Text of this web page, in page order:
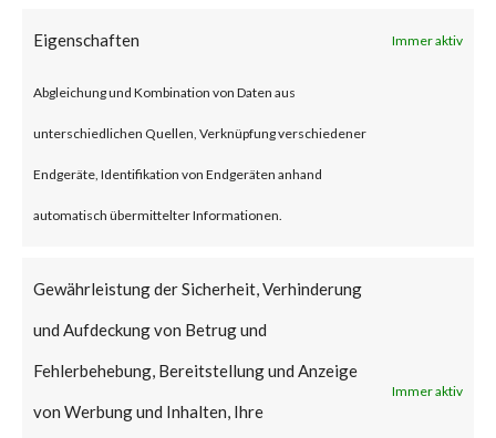
Eigenschaften Immer aktiv
Abgleichung und Kombination von Daten aus
unterschiedlichen Quellen, Verknüpfung verschiedener
Endgeräte, Identifikation von Endgeräten anhand
automatisch übermittelter Informationen.
Gewährleistung der Sicherheit, Verhinderung
und Aufdeckung von Betrug und
Fehlerbehebung, Bereitstellung und Anzeige
von Werbung und Inhalten, Ihre
Immer aktiv
What is the Vendor Solution?
Adobe released patches for the
security bypass flaws in June
2023. [ Link ]
FortiGuard Labs has an IPS
signature